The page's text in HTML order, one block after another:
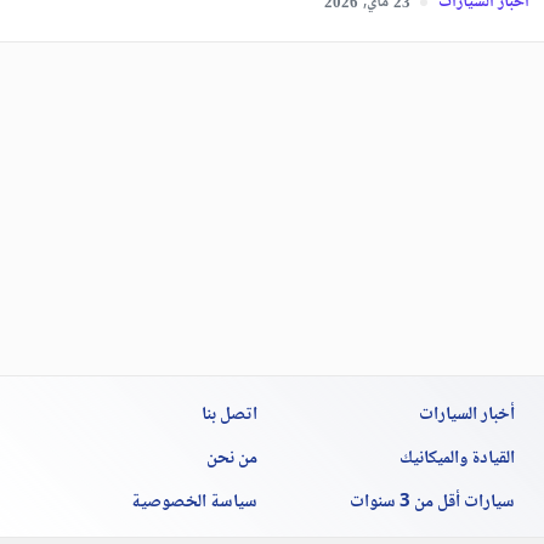
أخبار السيارات
القيادة والميكانيك
سيارات أقل من 3 سنوات
اتصل بنا
من نحن
سياسة الخصوصية